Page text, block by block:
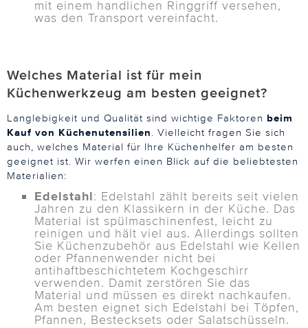
mit einem handlichen Ringgriff versehen,
was den Transport vereinfacht.
Welches Material ist für mein
Küchenwerkzeug am besten geeignet?
Langlebigkeit und Qualität sind wichtige Faktoren beim
Kauf von Küchenutensilien. Vielleicht fragen Sie sich
auch, welches Material für Ihre Küchenhelfer am besten
geeignet ist. Wir werfen einen Blick auf die beliebtesten
Materialien:
Edelstahl: Edelstahl zählt bereits seit vielen
Jahren zu den Klassikern in der Küche. Das
Material ist spülmaschinenfest, leicht zu
reinigen und hält viel aus. Allerdings sollten
Sie Küchenzubehör aus Edelstahl wie Kellen
oder Pfannenwender nicht bei
antihaftbeschichtetem Kochgeschirr
verwenden. Damit zerstören Sie das
Material und müssen es direkt nachkaufen.
Am besten eignet sich Edelstahl bei Töpfen,
Pfannen, Bestecksets oder Salatschüsseln.